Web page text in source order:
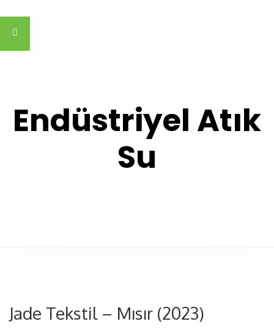
Endüstriyel Atık
Su
Jade Tekstil – Mısır (2023)